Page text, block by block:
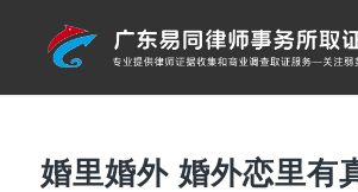
婚里婚外 婚外恋里有